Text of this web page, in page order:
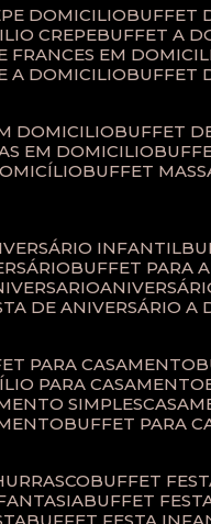
DOMICILIO
CREPE
BUFFET A
FRANCES EM
A DOMICILIO
DOMICILIO
BUFFET
EM DOMICILIO
BUFFET
INFANTIL
BUFFET PARA
DE ANIVERSÁRIO A
PARA CASAMENTO
PARA CASAMENTO
SIMPLES
BUFFET PARA
BUFFET
BUFFET